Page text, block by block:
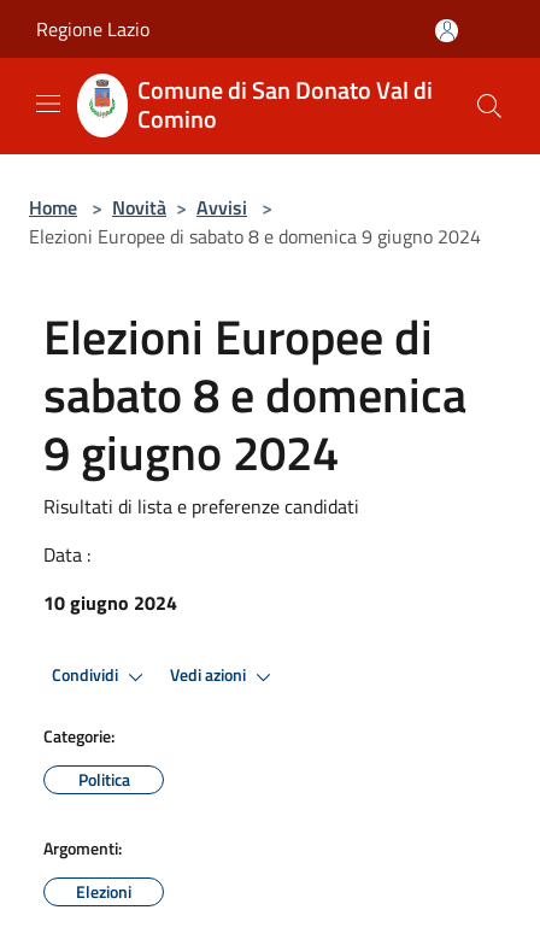
Regione Lazio
Comune di San Donato Val di
Comino
Home > Novità > Avvisi >
Elezioni Europee di sabato 8 e domenica 9 giugno 2024
Elezioni Europee di
sabato 8 e domenica
9 giugno 2024
Risultati di lista e preferenze candidati
Data :
10 giugno 2024
Condividi Vedi azioni
Categorie:
Politica
Argomenti:
Elezioni